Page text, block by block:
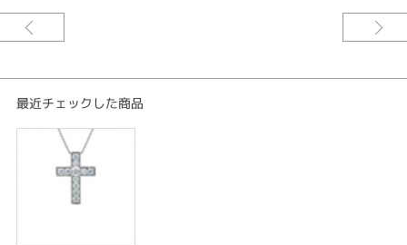
最近チェックした商品